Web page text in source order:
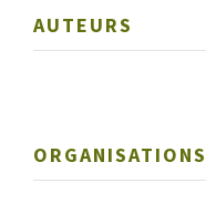
AUTEURS
ORGANISATIONS